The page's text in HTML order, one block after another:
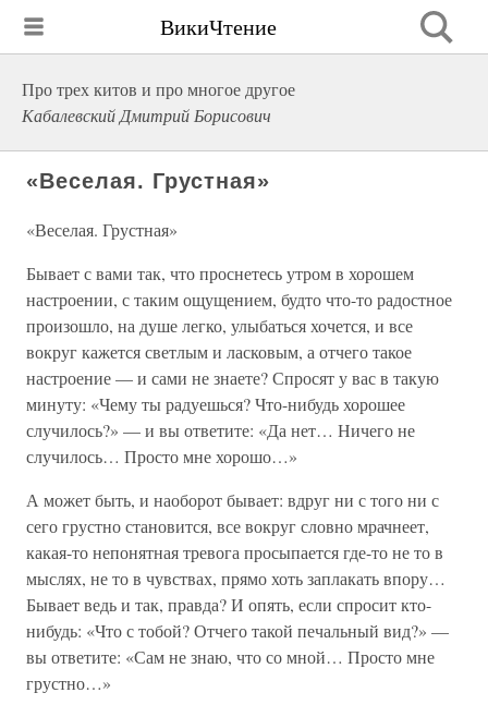
ВикиЧтение
Про трех китов и про многое другое
Кабалевский Дмитрий Борисович
«Веселая. Грустная»
«Веселая. Грустная»
Бывает с вами так, что проснетесь утром в хорошем
настроении, с таким ощущением, будто что-то радостное
произошло, на душе легко, улыбаться хочется, и все
вокруг кажется светлым и ласковым, а отчего такое
настроение — и сами не знаете? Спросят у вас в такую
минуту: «Чему ты радуешься? Что-нибудь хорошее
случилось?» — и вы ответите: «Да нет… Ничего не
случилось… Просто мне хорошо…»
А может быть, и наоборот бывает: вдруг ни с того ни с
сего грустно становится, все вокруг словно мрачнеет,
какая-то непонятная тревога просыпается где-то не то в
мыслях, не то в чувствах, прямо хоть заплакать впору…
Бывает ведь и так, правда? И опять, если спросит кто-
нибудь: «Что с тобой? Отчего такой печальный вид?» —
вы ответите: «Сам не знаю, что со мной… Просто мне
грустно…»